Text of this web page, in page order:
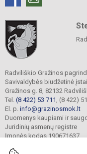
Radviliškio Gražinos
Savivaldybės biudžetinė
Gražinos g. 8, 82132
Tel. (8 422) 53 711 , (8 422)
El. p. info@grazinosmok.lt
Duomenys kaupiami ir
Juridinių asmenų registre
Įmonės kodas 190671637